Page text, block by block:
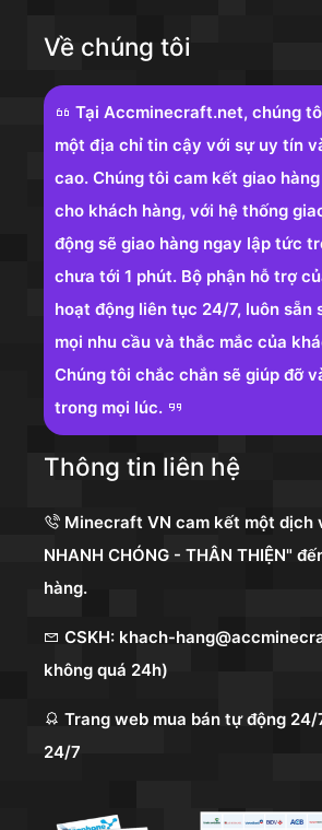
Về chúng tôi
Tại Accminecraft.net, chúng
một địa chỉ tin cậy với sự uy tín
cao. Chúng tôi cam kết giao
cho khách hàng, với hệ thống
động sẽ giao hàng ngay lập tức
chưa tới 1 phút. Bộ phận hỗ trợ
hoạt động liên tục 24/7, luôn sẵn
mọi nhu cầu và thắc mắc của
Chúng tôi chắc chắn sẽ giúp đỡ
trong mọi lúc.
Thông tin liên hệ
Minecraft VN cam kết một dịch
NHANH CHÓNG - THÂN THIỆN"
hàng.
CSKH: khach-
không quá 24h)
Trang web mua bán tự động
24/7